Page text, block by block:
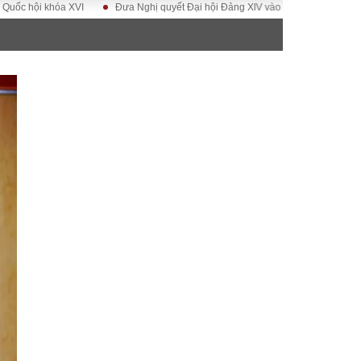
– Đô thị
XVI Đưa Nghị quyết Đại hội Đảng XIV vào cuộc sống